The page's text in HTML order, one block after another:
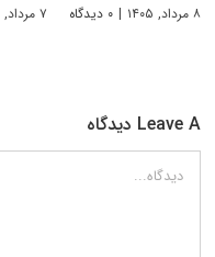
۸ مرداد, ۱۴۰۵ | ۰ دیدگاه ۷ مرداد, ۱۴۰۵
Leave A دیدگاه
دیدگاه